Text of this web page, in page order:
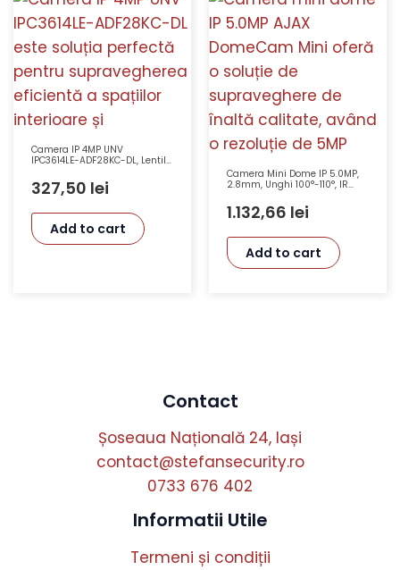
Camera IP 4MP UNV
IPC3614LE-ADF28KC-DL, Lentilă
327,50 lei
Add to cart
Camera Mini Dome IP 5.0MP,
2.8mm, Unghi 100°-110°, IR
15m, PoE, AJAX DomeCam Mini
(5MP/2.8) WH
1.132,66 lei
Add to cart
Contact
Șoseaua Națională 24, Iași
contact@stefansecurity.ro
0733 676 402
Informatii Utile
Termeni și condiții